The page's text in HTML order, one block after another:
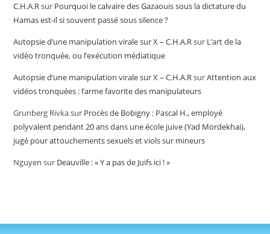
C.H.A.Rsur Pourquoi le calvaire des Gazaouis sous la dictature du
Hamas est-il si souvent passé sous silence ?
Autopsie d’une manipulation virale sur X – C.H.A.Rsur L’art de la
vidéo tronquée, ou l’exécution médiatique
Autopsie d’une manipulation virale sur X – C.H.A.RsurAttention aux
vidéos tronquées : l’arme favorite des manipulateurs
Grunberg Rivkasur Procès de Bobigny : Pascal H., employé
polyvalent pendant 20 ans dans une école juive (Yad Mordekhai),
jugé pour attouchements sexuels et viols sur mineurs
Nguyen sur Deauville : « Y a pas de Juifs ici ! »